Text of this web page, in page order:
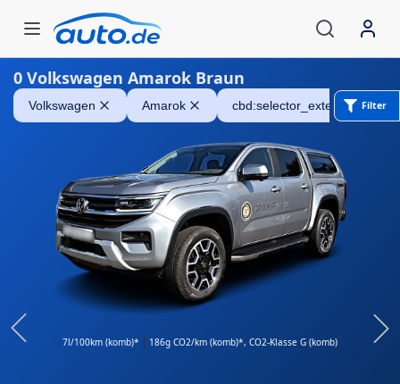
0 Volkswagen Amarok Braun
Volkswagen Amarok Filter
Volkswagen Amarok
7l/100km (komb)* 186g CO2/km (komb)*, CO2-Klasse G (komb)